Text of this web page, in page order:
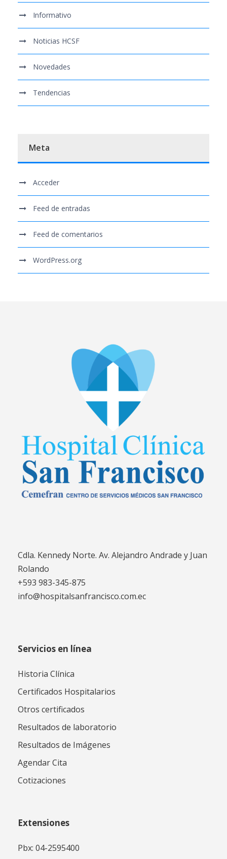
Informativo
Noticias HCSF
Novedades
Tendencias
Meta
Acceder
Feed de entradas
Feed de comentarios
WordPress.org
Cdla. Kennedy Norte. Av. Alejandro Andrade y Juan
Rolando
+593 983-345-875
info@hospitalsanfrancisco.com.ec
Servicios en línea
Historia Clínica
Certificados Hospitalarios
Otros certificados
Resultados de laboratorio
Resultados de Imágenes
Agendar Cita
Cotizaciones
Extensiones
Pbx: 04-2595400